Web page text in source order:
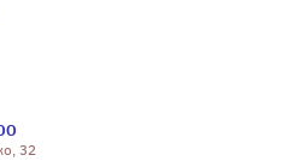
32